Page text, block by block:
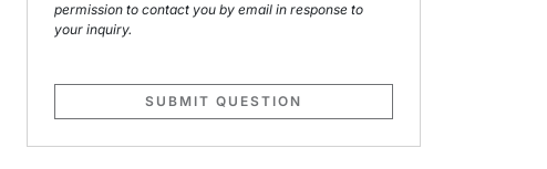
permission to contact you by email in response to
your inquiry.
SUBMIT QUESTION